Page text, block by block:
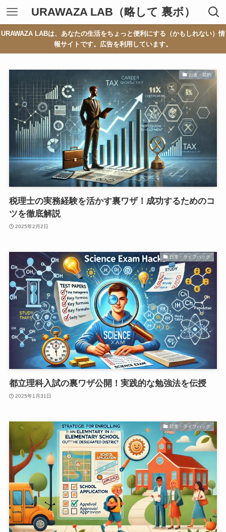
URAWAZA LAB（略して 裏ボ）
URAWAZA LABは、あなたの生活をちょっと便利にする（かもしれない）情
報サイトです。広告を利用しています。
お金・節約
税理士の実務経験を活かす裏ワザ！成功するためのコ
ツを徹底解説
2025年2月2日
日常・ライフハック
都立理科入試の裏ワザ公開！実践的な勉強法を伝授
2025年1月31日
日常・ライフハック